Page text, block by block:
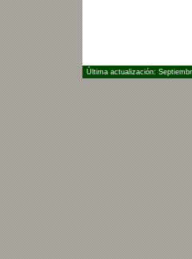
Última actualización: